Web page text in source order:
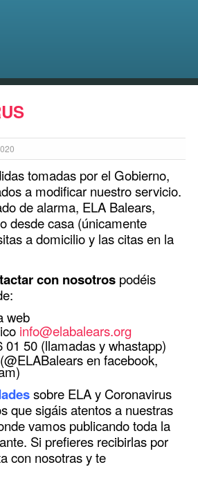
tomadas por el Gobierno,
a modificar nuestro servicio.
de alarma, ELA Balears,
desde casa (únicamente
a domicilio y las citas en la
con nosotrospodéis
web
info@elabalears.org
01 50 (llamadas y whastapp)
en facebook,
sobre ELA y Coronavirus
que sigáis atentos a nuestras
vamos publicando toda la
Si prefieres recibirlas por
con nosotras y te